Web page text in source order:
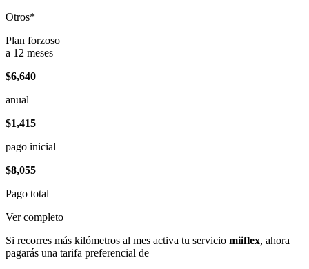
Otros*
Plan forzoso
a 12 meses
$6,640
anual
$1,415
pago inicial
$8,055
Pago total
Ver completo
Si recorres más kilómetros al mes activa tu servicio miiflex, ahora
pagarás una tarifa preferencial de